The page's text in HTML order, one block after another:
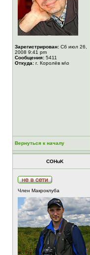
Зарегистрирован: Сб июл 26,
2008 9:41 pm
Сообщения: 5411
Откуда: г. Королёв м\о
Вернуться к началу
COHuK
Член Макроклуба